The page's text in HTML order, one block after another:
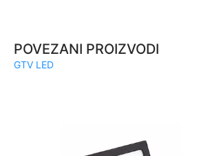
POVEZANI PROIZVODI
GTV LED